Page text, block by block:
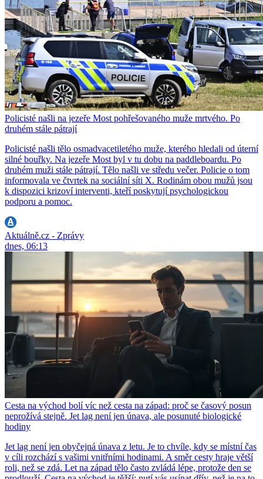
Policisté našli na jezeře Most pohřešovaného muže mrtvého. Po
druhém stále pátrají
Policisté našli tělo osmadvacetiletého muže, kterého hledali od úterní
silné bouřky. Na jezeře Most byl v tu dobu na paddleboardu. Po
druhém muži stále pátrají. Tělo našli ve středu večer. Policie o tom
informovala ve čtvrtek na sociální síti X. Rodinám obou mužů jsou
k dispozici krizoví interventi, kteří poskytují psychologickou
podporu a pomoc.
Aktuálně.cz - Zprávy
dnes, 06:13
Cesta na východ bolí víc než cesta na západ: proč se časový posun
neprožívá stejně. Jet lag není jen únava, ale posunuté biologické
hodiny
Jet lag není jen obyčejná únava z letu. Je to chvíle, kdy se místní čas
v cíli rozchází s vašimi vnitřními hodinami. A směr cesty hraje větší
roli, než se zdá. Let na západ tělo často zvládá lépe, protože den se